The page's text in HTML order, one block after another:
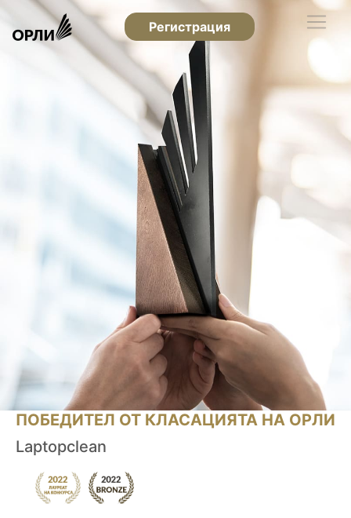
Регистрация
ПОБЕДИТЕЛ ОТ КЛАСАЦИЯТА НА ОРЛИ
Laptopclean